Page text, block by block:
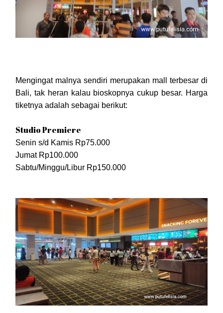
Mengingat malnya sendiri merupakan mall terbesar di
Bali, tak heran kalau bioskopnya cukup besar. Harga
tiketnya adalah sebagai berikut:
Studio Premiere
Senin s/d Kamis Rp75.000
Jumat Rp100.000
Sabtu/Minggu/Libur Rp150.000